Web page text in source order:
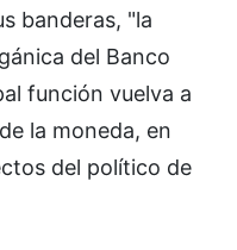
banderas, "la
del Banco
función vuelva a
la moneda, en
del político de